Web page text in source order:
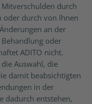
durch
oder durch von Ihnen
an der
oder
ADITO nicht.
Auswahl, die
damit beabsichtigten
in der
dadurch entstehen,